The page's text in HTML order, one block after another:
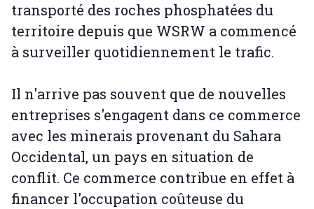
transporté des roches phosphatées du
territoire depuis que WSRW a commencé
à surveiller quotidiennement le trafic.
Il n'arrive pas souvent que de nouvelles
entreprises s'engagent dans ce commerce
avec les minerais provenant du Sahara
Occidental, un pays en situation de
conflit. Ce commerce contribue en effet à
financer l'occupation coûteuse du